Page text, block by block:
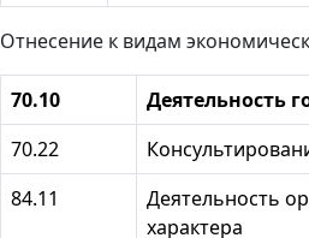
Отнесение к видам
70.10
Деятельность
70.22
84.11
Деятельность
характера